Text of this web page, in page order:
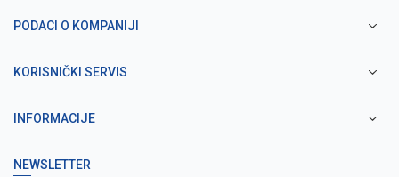
PODACI O KOMPANIJI
KORISNIČKI SERVIS
INFORMACIJE
NEWSLETTER